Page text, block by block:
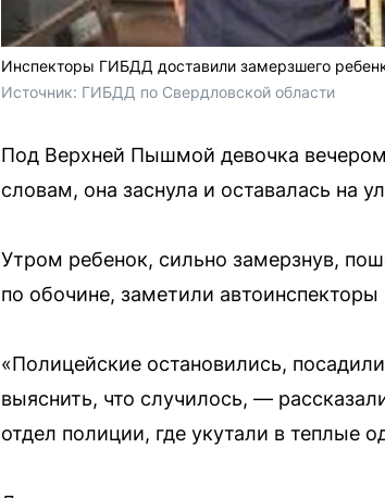
Инспекторы ГИБДД доставили замерзшего
Источник: ГИБДД по Свердловской области
Под Верхней Пышмой девочка
словам, она заснула и оставалась на
Утром ребенок, сильно замерзнув,
по обочине, заметили
«Полицейские остановились,
выяснить, что случилось, —
отдел полиции, где укутали в теплые